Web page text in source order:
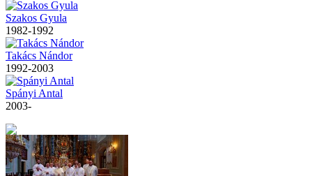
Szakos Gyula
1982-1992
Takács Nándor
1992-2003
Spányi Antal
2003-